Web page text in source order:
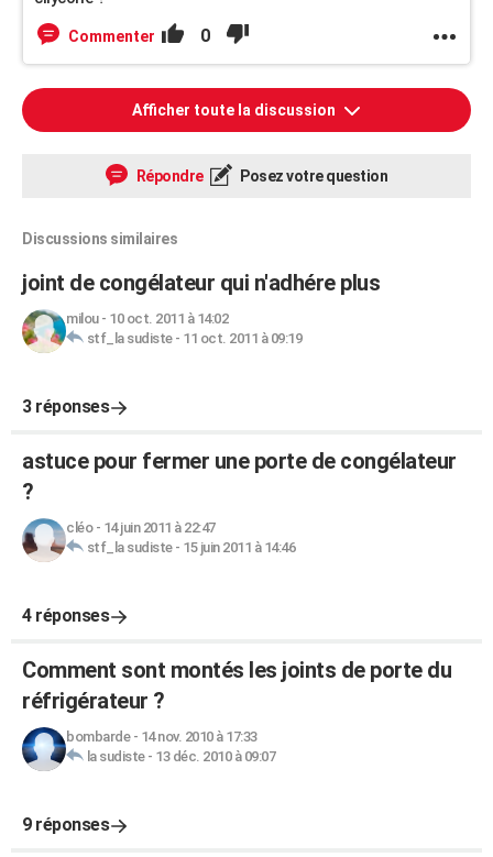
Commenter 0
Afficher toute la discussion
Répondre Posez votre question
Discussions similaires
joint de congélateur qui n'adhére plus
milou- 10 oct. 2011 à 14:02
stf_la sudiste- 11 oct. 2011 à 09:19
3 réponses
astuce pour fermer une porte de congélateur
?
cléo- 14 juin 2011 à 22:47
stf_la sudiste- 15 juin 2011 à 14:46
4 réponses
Comment sont montés les joints de porte du
réfrigérateur ?
bombarde- 14 nov. 2010 à 17:33
la sudiste- 13 déc. 2010 à 09:07
9 réponses